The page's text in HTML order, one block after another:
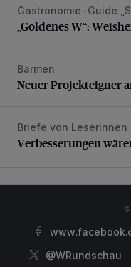
„Goldenes W“:
Gastronomie-Guide
„Goldenes W“:
Neuer Projekteigner
Barmen
Neuer Projekteigner
Verbesserungen
Briefe von Leserinnen
Verbesserungen
@WRundschau